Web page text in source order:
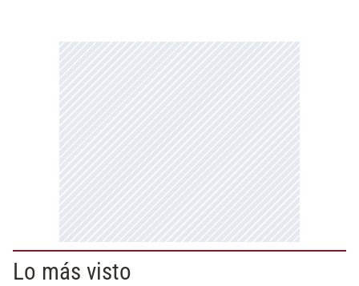
Lo más visto